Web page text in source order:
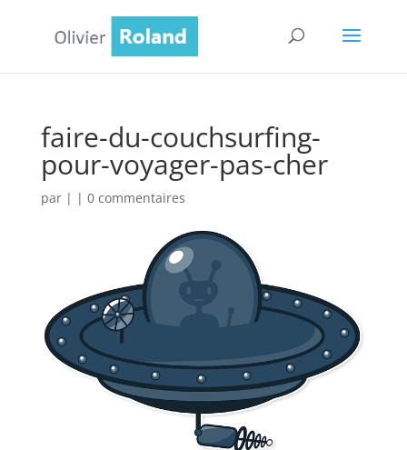
faire-du-couchsurfing-
pour-voyager-pas-cher
par | | 0 commentaires